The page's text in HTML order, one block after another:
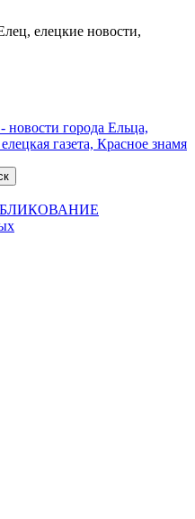
елецкие новости,
новости города Ельца,
газета, Красное знамя